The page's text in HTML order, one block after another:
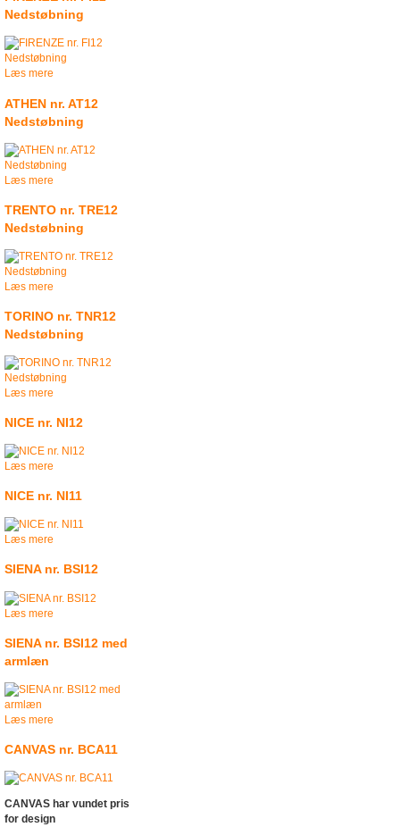
Nedstøbning
Læs mere
ATHEN nr. AT12
Nedstøbning
Læs mere
TRENTO nr. TRE12
Nedstøbning
Læs mere
TORINO nr. TNR12
Nedstøbning
Læs mere
NICE nr. NI12
Læs mere
NICE nr. NI11
Læs mere
SIENA nr. BSI12
Læs mere
SIENA nr. BSI12 med
armlæn
Læs mere
CANVAS nr. BCA11
CANVAS har vundet pris
for design